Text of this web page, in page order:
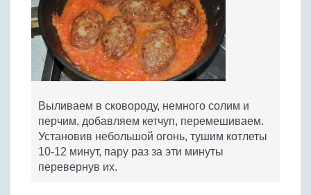
Выливаем в сковороду, немного солим и
перчим, добавляем кетчуп, перемешиваем.
Установив небольшой огонь, тушим котлеты
10-12 минут, пару раз за эти минуты
перевернув их.